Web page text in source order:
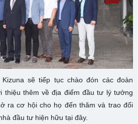
sẽ tiếp tục chào đón các đoàn
thiệu thêm về địa điểm đầu tư lý tưởng
ra cơ hội cho họ đến thăm và trao đổi
đầu tư hiện hữu tại đây.